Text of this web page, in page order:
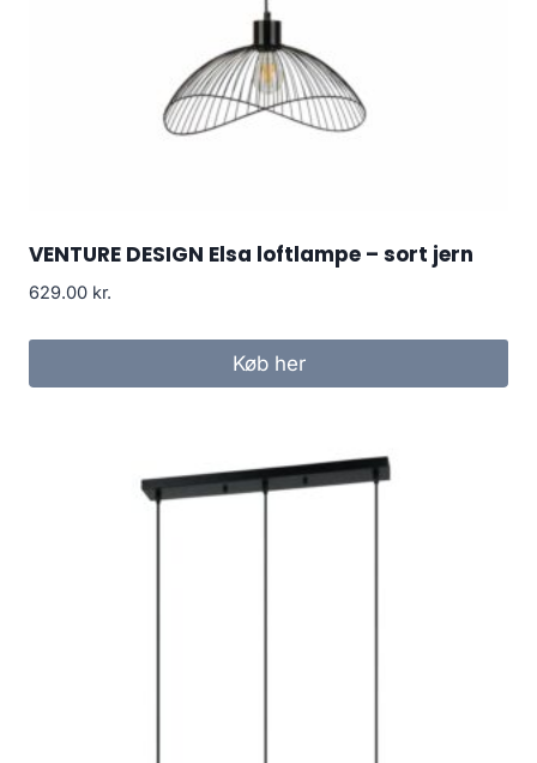
VENTURE DESIGN Elsa loftlampe – sort jern
629.00 kr.
Køb her